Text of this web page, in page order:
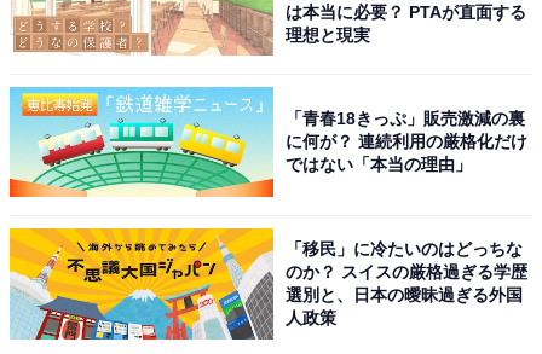
「プロスピA」をやったことがない方向けに簡単に説明
をしていく野球ゲーム。選手を集める際に必要なのが
「ドラフト（通称ガチャ）」と呼ばれるコンテンツで
す。
ゲーム内のポイントを利用してドラフトを行うことで選
手をゲットできるのですが、そのポイントをためるため
にはゲーム内に用意された様々なミッションをクリアす
るか、課金してポイントを購入する必要があります。
は本当に必要？ PTAが直面する
理想と現実
「青春18きっぷ」販売激減の裏
に何が？ 連続利用の厳格化だけ
ではない「本当の理由」
「移民」に冷たいのはどっちな
のか？ スイスの厳格過ぎる学歴
選別と、日本の曖昧過ぎる外国
人政策